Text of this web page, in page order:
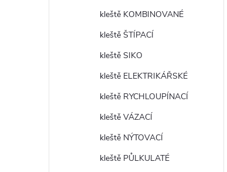
kleště KOMBINOVANÉ
kleště ŠTÍPACÍ
kleště SIKO
kleště ELEKTRIKÁŘSKÉ
kleště RYCHLOUPÍNACÍ
kleště VÁZACÍ
kleště NÝTOVACÍ
kleště PŮLKULATÉ